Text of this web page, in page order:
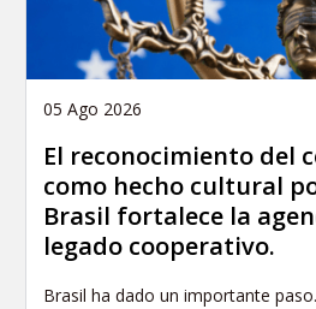
05 Ago 2026
El reconocimiento del
como hecho cultural
Brasil fortalece la
legado cooperativo.
Brasil ha dado un importante